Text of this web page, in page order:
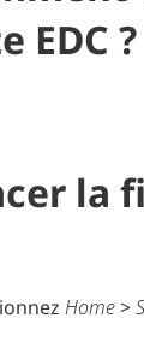
EDC ?
la
Home>